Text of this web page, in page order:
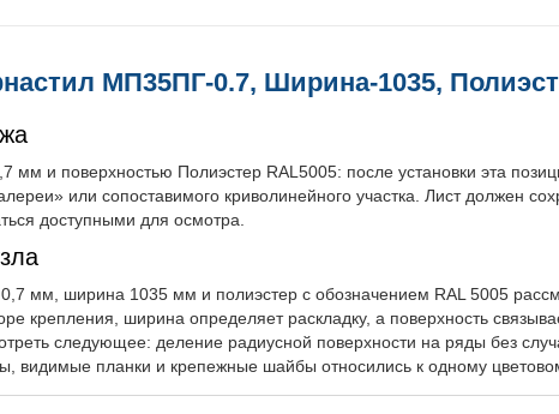
МП35ПГ-0.7, Ширина-1035,
и поверхностью Полиэстер RAL5005: после установки эта
или сопоставимого криволинейного участка. Лист должен
доступными для осмотра.
мм, ширина 1035 мм и полиэстер с обозначением RAL 5005
крепления, ширина определяет раскладку, а поверхность
следующее: деление радиусной поверхности на ряды без
видимые планки и крепежные шайбы относились к одному